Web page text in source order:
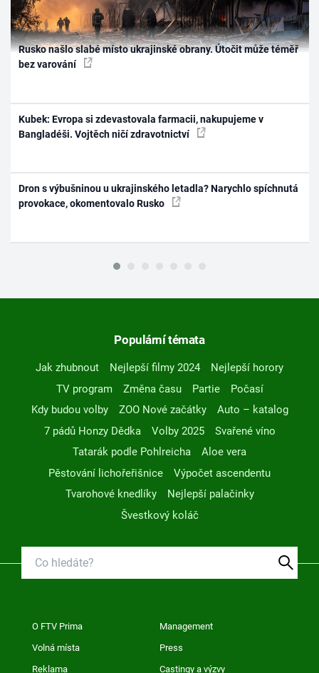
Rusko našlo slabé místo ukrajinské obrany. Útočit může téměř
bez varování
Kubek: Evropa si zdevastovala farmacii, nakupujeme v
Bangladéši. Vojtěch ničí zdravotnictví
Dron s výbušninou u ukrajinského letadla? Narychlo spíchnutá
provokace, okomentovalo Rusko
Populární témata
Jak zhubnout Nejlepší filmy 2024
Nejlepší horory
TV program
Změna času Partie
Počasí
Kdy budou volby
ZOO Nové začátky
Auto – katalog
7 pádů Honzy Dědka
Volby 2025
Svařené víno
Tatarák podle Pohlreicha
Aloe vera
Pěstování lichořeřišnice
Výpočet ascendentu
Tvarohové knedlíky
Nejlepší palačinky
Švestkový koláč
O FTV Prima Management
Volná místa Press
Reklama Castingy a výzvy